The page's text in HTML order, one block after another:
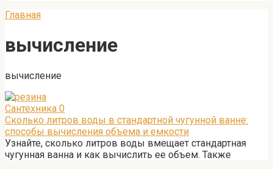
Главная
вычисление
вычисление
Сантехника 0
Сколько литров воды в стандартной чугунной ванне:
способы вычисления объема и емкости
Узнайте, сколько литров воды вмещает стандартная
чугунная ванна и как вычислить ее объем. Также